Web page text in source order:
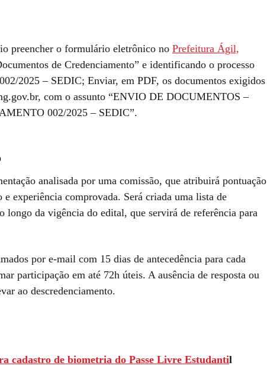
preencher o formulário eletrônico no Prefeitura Ágil,
de Credenciamento” e identificando o processo
2025 – SEDIC; Enviar, em PDF, os documentos exigidos
com o assunto “ENVIO DE DOCUMENTOS –
002/2025 – SEDIC”.
analisada por uma comissão, que atribuirá pontuação
e experiência comprovada. Será criada uma lista de
longo da vigência do edital, que servirá de referência para
por e-mail com 15 dias de antecedência para cada
participação em até 72h úteis. A ausência de resposta ou
ao descredenciamento.
cadastro de biometria do Passe Livre Estudantil